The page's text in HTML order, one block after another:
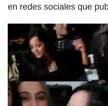
en redes sociales que